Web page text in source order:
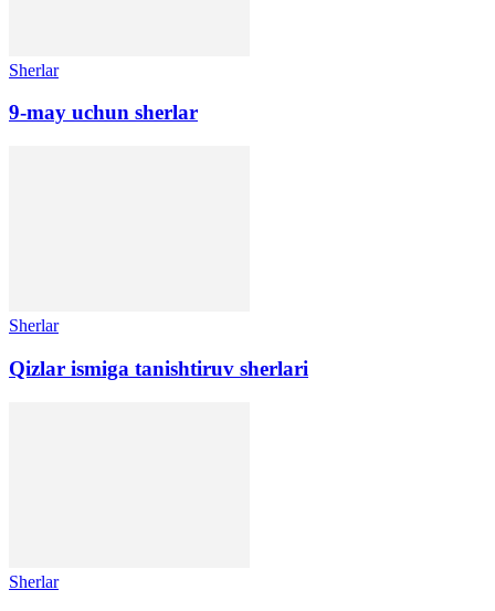
Sherlar
9-may uchun sherlar
Sherlar
Qizlar ismiga tanishtiruv sherlari
Sherlar